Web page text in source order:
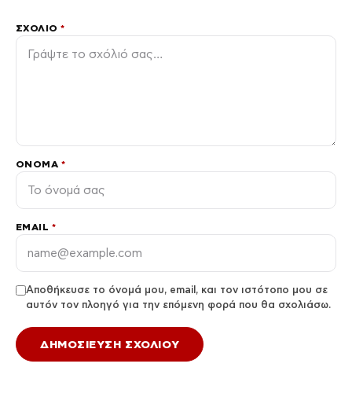
ΣΧΌΛΙΟ*
ΌΝΟΜΑ *
EMAIL *
Αποθήκευσε το όνομά μου, email, και τον ιστότοπο μου σε
αυτόν τον πλοηγό για την επόμενη φορά που θα σχολιάσω.